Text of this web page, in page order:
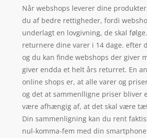
Når webshops leverer dine
du af bedre rettigheder, fordi
underlagt en lovgivning, de skal
returnere dine varer i 14 dage. efter
og du kan finde webshops der giver
giver endda et helt års returret. En
online shops er, at alle varer og
og det at sammenlligne priser bliver
være afhængig af, at det skal være
Din sammenligning kan du rent
nul-komma-fem med din